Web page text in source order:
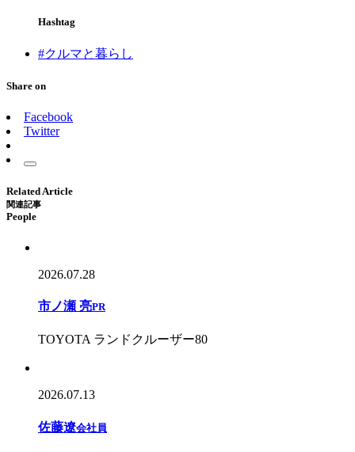
Hashtag
#クルマと暮らし
Share on
Facebook
Twitter
Related Article
関連記事
People
2026.07.28
市ノ瀬 亮PR
TOYOTA ランドクルーザー80
2026.07.13
佐藤遼会社員